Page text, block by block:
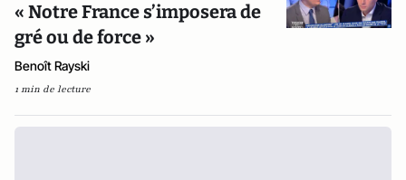
« Notre France s’imposera de
gré ou de force »
Benoît Rayski
1 min de lecture